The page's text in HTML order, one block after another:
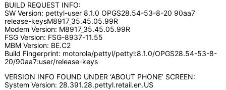
BUILD REQUEST INFO:
SW Version: pettyl-user 8.1.0 OPGS28.54-53-8-20 90aa7
release-keysM8917_35.45.05.99R
Modem Version: M8917_35.45.05.99R
FSG Version: FSG-8937-11.55
MBM Version: BE.C2
Build Fingerprint: motorola/pettyl/pettyl:8.1.0/OPGS28.54-53-8-
20/90aa7:user/release-keys
VERSION INFO FOUND UNDER ‘ABOUT PHONE’ SCREEN:
System Version: 28.391.28.pettyl.retail.en.US